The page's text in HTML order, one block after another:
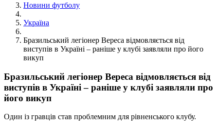
Новини футболу
Україна
Бразильський легіонер Вереса відмовляється від
виступів в Україні – раніше у клубі заявляли про його
викуп
Бразильський легіонер Вереса відмовляється від
виступів в Україні – раніше у клубі заявляли про
його викуп
Один із гравців став проблемним для рівненського клубу.